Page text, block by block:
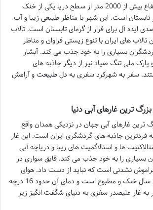
شهرکرد بام ایران با ارتفاع بیش از 2000 متر از سطح دریا یکی از خنک
تابستان است. این شهر با مناظر طبیعی زیبا و آب
ایده آل برای فرار از گرمای تابستان است. تالاب
تالاب های ایران با تنوع زیستی فراوان و مناظر
بسیاری را به خود جذب می کند. آبشار
پارک ملی تنگ صیاد نیز از دیگر جاذبه های
سفر به شهرکرد سفری به دل طبیعت و آرامش
ترین غارهای آبی دنیا
ترین غارهای آبی جهان در نزدیکی همدان واقع
فردترین جاذبه های گردشگری ایران است. این غار
ها و استالاگمیت های زیبا و دریاچه آبی
بسیاری را به خود جذب می کند. قایق سواری در
نشدنی است که نباید از دست داد. هوای
داخل غار در تمام طول سال خنک و مطبوع است و دمای آن حدود 16 درجه
غار علیصدر سفری به دنیای شگفت انگیز زیر